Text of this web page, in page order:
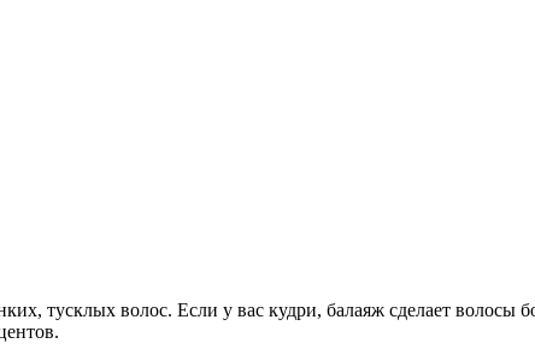
тусклых волос. Если у вас кудри, балаяж сделает